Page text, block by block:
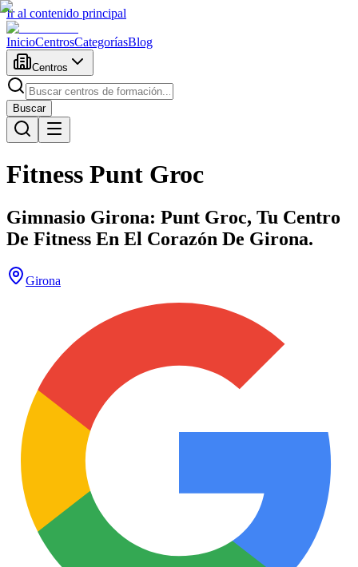
Ir al contenido principal
InicioCentrosCategoríasBlog
Centros
Buscar
Fitness Punt Groc
Gimnasio Girona: Punt Groc, Tu Centro
De Fitness En El Corazón De Girona.
Girona